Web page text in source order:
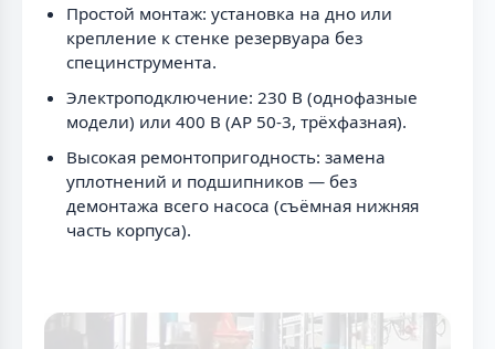
Простой монтаж: установка на дно или
крепление к стенке резервуара без
специнструмента.
Электроподключение: 230 В (однофазные
модели) или 400 В (AP 50-3, трёхфазная).
Высокая ремонтопригодность: замена
уплотнений и подшипников — без
демонтажа всего насоса (съёмная нижняя
часть корпуса).